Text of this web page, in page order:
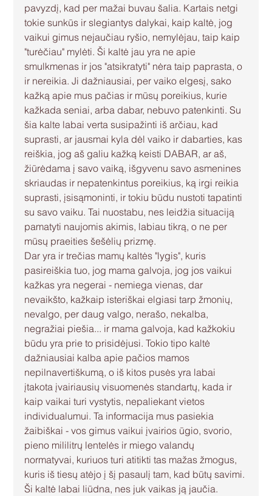
pavyzdį, kad per mažai buvau šalia. Kartais netgi
tokie sunkūs ir slegiantys dalykai, kaip kaltė, jog
vaikui gimus nejaučiau ryšio, nemylėjau, taip kaip
"turėčiau" mylėti. Ši kaltė jau yra ne apie
smulkmenas ir jos "atsikratyti" nėra taip paprasta, o
ir nereikia. Ji dažniausiai, per vaiko elgesį, sako
kažką apie mus pačias ir mūsų poreikius, kurie
kažkada seniai, arba dabar, nebuvo patenkinti. Su
šia kalte labai verta susipažinti iš arčiau, kad
suprasti, ar jausmai kyla dėl vaiko ir dabarties, kas
reiškia, jog aš galiu kažką keisti DABAR, ar aš,
žiūrėdama į savo vaiką, išgyvenu savo asmenines
skriaudas ir nepatenkintus poreikius, ką irgi reikia
suprasti, įsisąmoninti, ir tokiu būdu nustoti tapatinti
su savo vaiku. Tai nuostabu, nes leidžia situaciją
pamatyti naujomis akimis, labiau tikrą, o ne per
mūsų praeities šešėlių prizmę.
Dar yra ir trečias mamų kaltės "lygis", kuris
pasireiškia tuo, jog mama galvoja, jog jos vaikui
kažkas yra negerai - nemiega vienas, dar
nevaikšto, kažkaip isteriškai elgiasi tarp žmonių,
nevalgo, per daug valgo, nerašo, nekalba,
negražiai piešia... ir mama galvoja, kad kažkokiu
būdu yra prie to prisidėjusi. Tokio tipo kaltė
dažniausiai kalba apie pačios mamos
nepilnavertiškumą, o iš kitos pusės yra labai
įtakota įvairiausių visuomenės standartų, kada ir
kaip vaikai turi vystytis, nepaliekant vietos
individualumui. Ta informacija mus pasiekia
žaibiškai - vos gimus vaikui įvairios ūgio, svorio,
pieno mililitrų lentelės ir miego valandų
normatyvai, kuriuos turi atitikti tas mažas žmogus,
kuris iš tiesų atėjo į šį pasaulį tam, kad būtų savimi.
Ši kaltė labai liūdna, nes juk vaikas ją jaučia.